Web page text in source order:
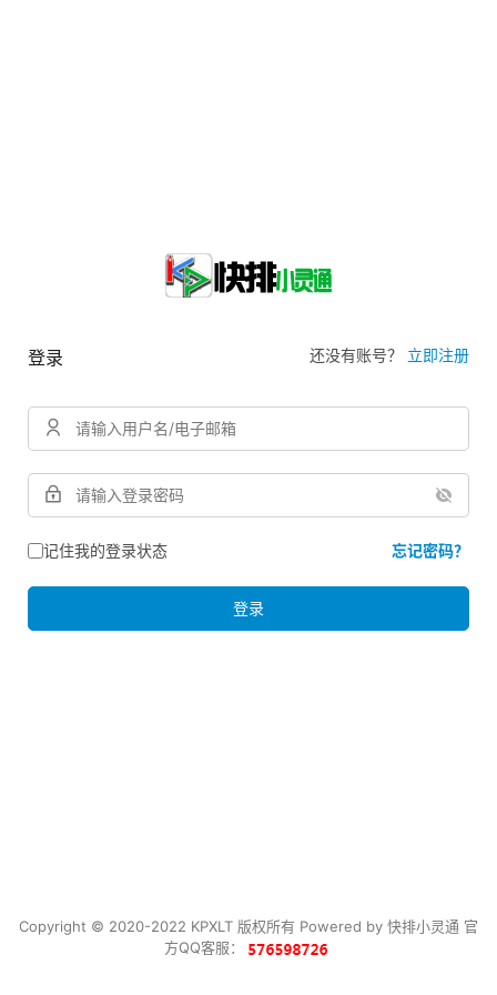
登录 还没有账号？ 立即注册
记住我的登录状态 忘记密码？
登录
Copyright © 2020-2022 KPXLT 版权所有 Powered by 快排小灵通 官
方QQ客服：